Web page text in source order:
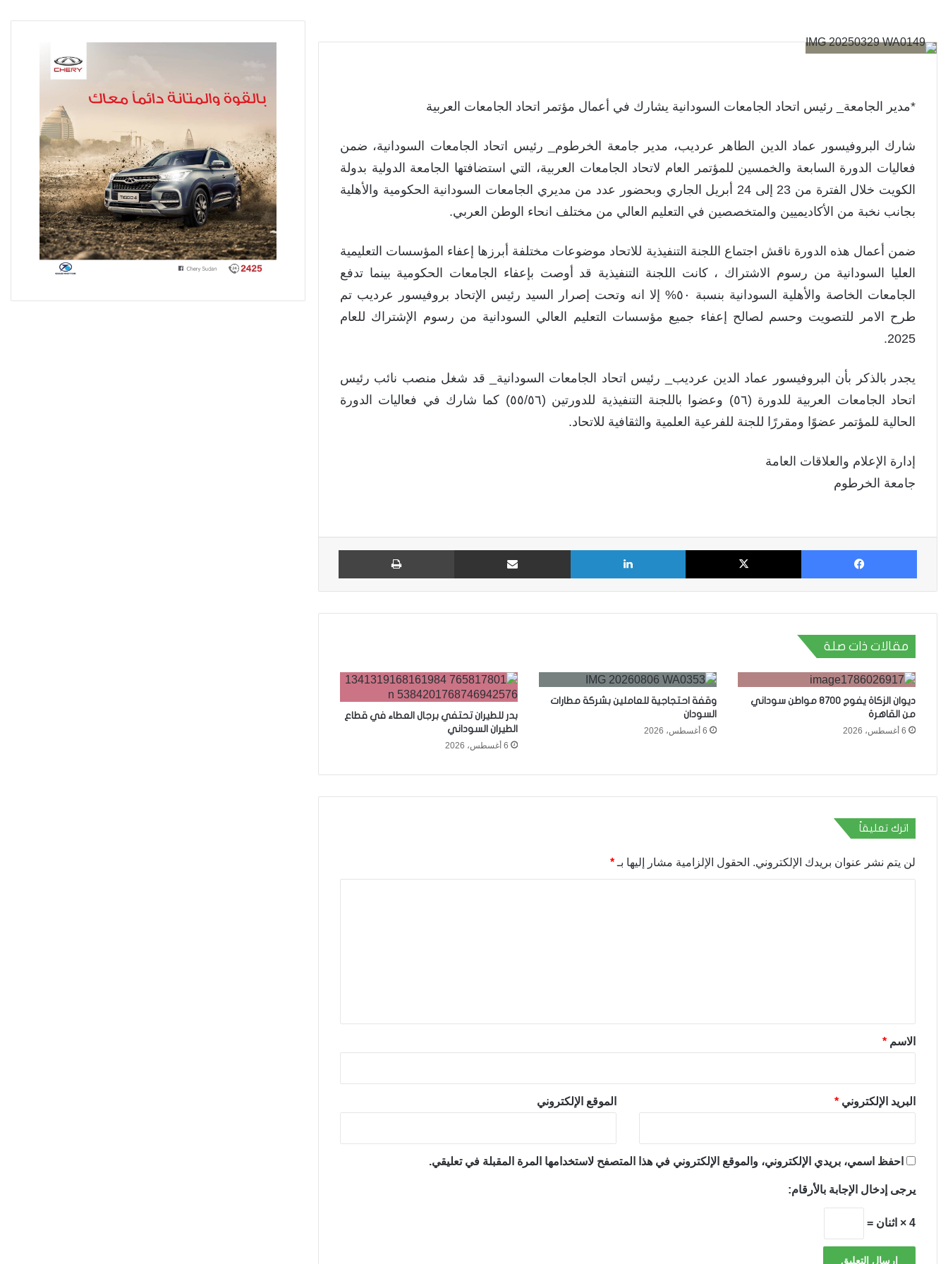
*مدير الجامعة_ رئيس اتحاد الجامعات السودانية يشارك في أعمال مؤتمر اتحاد الجامعات العربية
شارك البروفيسور عماد الدين الطاهر عرديب، مدير جامعة الخرطوم_ رئيس اتحاد الجامعات السودانية، ضمن
فعاليات الدورة السابعة والخمسين للمؤتمر العام لاتحاد الجامعات العربية، التي استضافتها الجامعة الدولية بدولة
الكويت خلال الفترة من 23 إلى 24 أبريل الجاري وبحضور عدد من مديري الجامعات السودانية الحكومية والأهلية
بجانب نخبة من الأكاديميين والمتخصصين في التعليم العالي من مختلف انحاء الوطن العربي.
ضمن أعمال هذه الدورة ناقش اجتماع اللجنة التنفيذية للاتحاد موضوعات مختلفة أبرزها إعفاء المؤسسات التعليمية
العليا السودانية من رسوم الاشتراك ، كانت اللجنة التنفيذية قد أوصت بإعفاء الجامعات الحكومية بينما تدفع
الجامعات الخاصة والأهلية السودانية بنسبة ٥٠% إلا انه وتحت إصرار السيد رئيس الإتحاد بروفيسور عرديب تم
طرح الامر للتصويت وحسم لصالح إعفاء جميع مؤسسات التعليم العالي السودانية من رسوم الإشتراك للعام
2025.
يجدر بالذكر بأن البروفيسور عماد الدين عرديب_ رئيس اتحاد الجامعات السودانية_ قد شغل منصب نائب رئيس
اتحاد الجامعات العربية للدورة (٥٦) وعضوا باللجنة التنفيذية للدورتين (٥٥/٥٦) كما شارك في فعاليات الدورة
الحالية للمؤتمر عضوًا ومقررًا للجنة للفرعية العلمية والثقافية للاتحاد.
إدارة الإعلام والعلاقات العامة
جامعة الخرطوم
فيسبوك X لينكدإن مشاركة عبر البريد طباعة
مقالات ذات صلة
ديوان الزكاة يفوج 8700 مواطن سوداني
من القاهرة
6 أغسطس، 2026
وقفة احتجاجية للعاملين بشركة مطارات
السودان
6 أغسطس، 2026
بدر للطيران تحتفي برجال العطاء في قطاع
الطيران السوداني
6 أغسطس، 2026
اترك تعليقاً
لن يتم نشر عنوان بريدك الإلكتروني. الحقول الإلزامية مشار إليها بـ *
*الاسم *
البريد الإلكتروني * الموقع الإلكتروني
احفظ اسمي، بريدي الإلكتروني، والموقع الإلكتروني في هذا المتصفح لاستخدامها المرة المقبلة في تعليقي.
يرجى إدخال الإجابة بالأرقام:
4 × اثنان =